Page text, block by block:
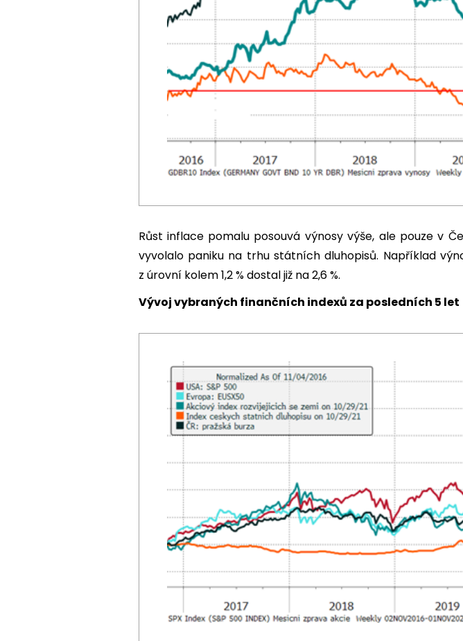
Růst inflace pomalu posouvá výnosy výše, ale pouze v
vyvolalo paniku na trhu státních dluhopisů. Například
z úrovní kolem 1,2 % dostal již na 2,6 %.
Vývoj vybraných finančních indexů za posledních 5 let